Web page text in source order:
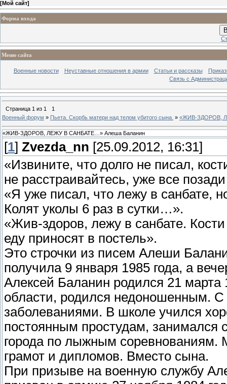
[Мой сайт]
Форма входа
Меню сайта
Военные новости Неуставные отношения в армии Статьи и рассказы
Связь с
Страница 1 из 1
1
Военный форум » Пьета. Скорбь матери над телом убитого сына. » «ЖИВ-ЗДОРОВ,
«ЖИВ-ЗДОРОВ, ЛЕЖУ В САНБАТЕ…» Алеша Баланин
[1] Zvezda_nn [25.09.2012, 16:31]
«Извините, что долго не писал,
не расстраивайтесь, уже все
«Я уже писал, что лежу в санбате,
Колят уколы 6 раз в сутки…».
«Жив-здоров, лежу в санбате.
еду приносят в постель».
Это строчки из писем Алеши
получила 9 января 1985 года, а
Алексей Баланин родился 21 марта
области, родился недоношенным. С
заболеваниями. В школе учился
постоянным простудам,
города по лыжным соревнованиям.
грамот и дипломов. Вместо сына.
При призыве на военную службу